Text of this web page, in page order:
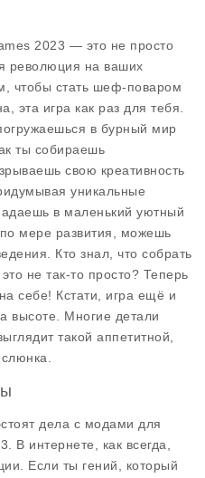
2023 — это не просто
революция на ваших
чтобы стать шеф-поваром
эта игра как раз для тебя.
в бурный мир
ты собираешь
свою креативность
уникальные
в маленький уютный
мере развития, можешь
Кто знал, что собрать
не так-то просто? Теперь
себе! Кстати, игра ещё и
высоте. Многие детали
такой аппетитной,
дела с модами для
. В интернете, как всегда,
Если ты гений, который